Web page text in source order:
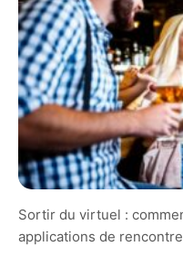
Sortir du virtuel :
applications de